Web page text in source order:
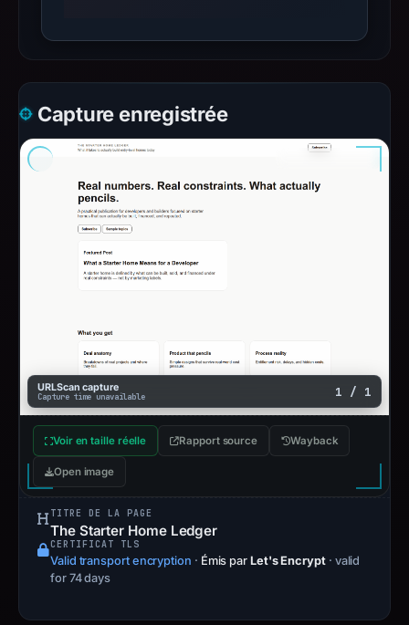
Capture enregistrée
URLScan capture
Capture time unavailable 1 / 1
Voir en taille réelle Rapport source Wayback
Open image
TITRE DE LA PAGE
The Starter Home Ledger
CERTIFICAT TLS
Valid transport encryption · Émis par Let's Encrypt · valid
for 74 days